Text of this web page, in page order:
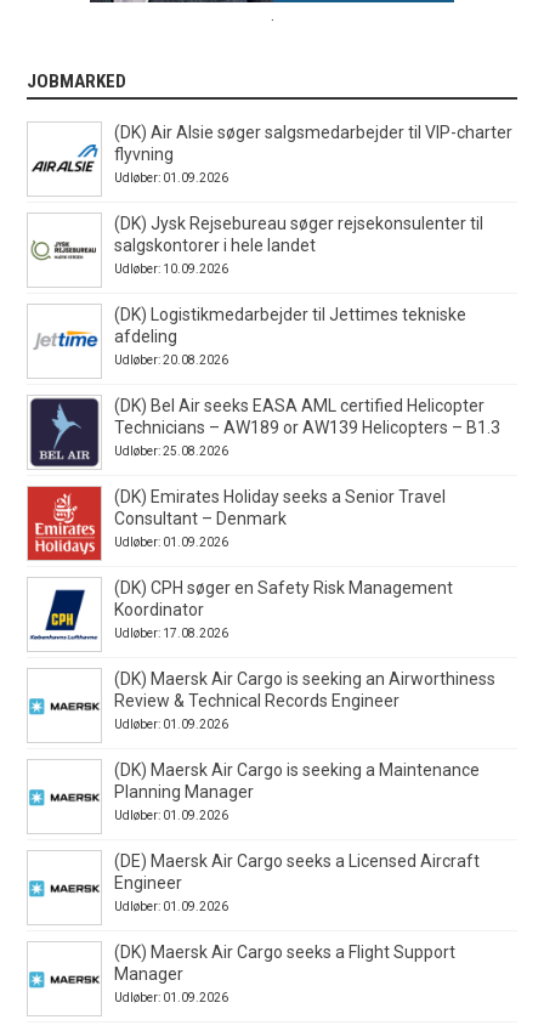
JOBMARKED
(DK) Air Alsie søger salgsmedarbejder til VIP-charter
flyvning
Udløber: 01.09.2026
(DK) Jysk Rejsebureau søger rejsekonsulenter til
salgskontorer i hele landet
Udløber: 10.09.2026
(DK) Logistikmedarbejder til Jettimes tekniske
afdeling
Udløber: 20.08.2026
(DK) Bel Air seeks EASA AML certified Helicopter
Technicians – AW189 or AW139 Helicopters – B1.3
Udløber: 25.08.2026
(DK) Emirates Holiday seeks a Senior Travel
Consultant – Denmark
Udløber: 01.09.2026
(DK) CPH søger en Safety Risk Management
Koordinator
Udløber: 17.08.2026
(DK) Maersk Air Cargo is seeking an Airworthiness
Review & Technical Records Engineer
Udløber: 01.09.2026
(DK) Maersk Air Cargo is seeking a Maintenance
Planning Manager
Udløber: 01.09.2026
(DE) Maersk Air Cargo seeks a Licensed Aircraft
Engineer
Udløber: 01.09.2026
(DK) Maersk Air Cargo seeks a Flight Support
Manager
Udløber: 01.09.2026